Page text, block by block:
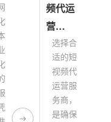
频代运
营…
选择合
适的短
视频代
运营服
务商，
是确保